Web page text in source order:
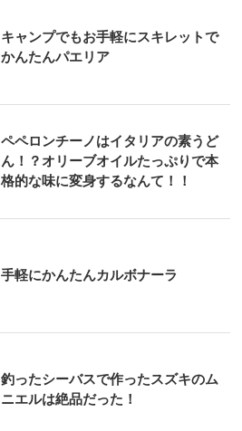
キャンプでもお手軽にスキレットで
かんたんパエリア
ペペロンチーノはイタリアの素うど
ん！？オリーブオイルたっぷりで本
格的な味に変身するなんて！！
手軽にかんたんカルボナーラ
釣ったシーバスで作ったスズキのム
ニエルは絶品だった！